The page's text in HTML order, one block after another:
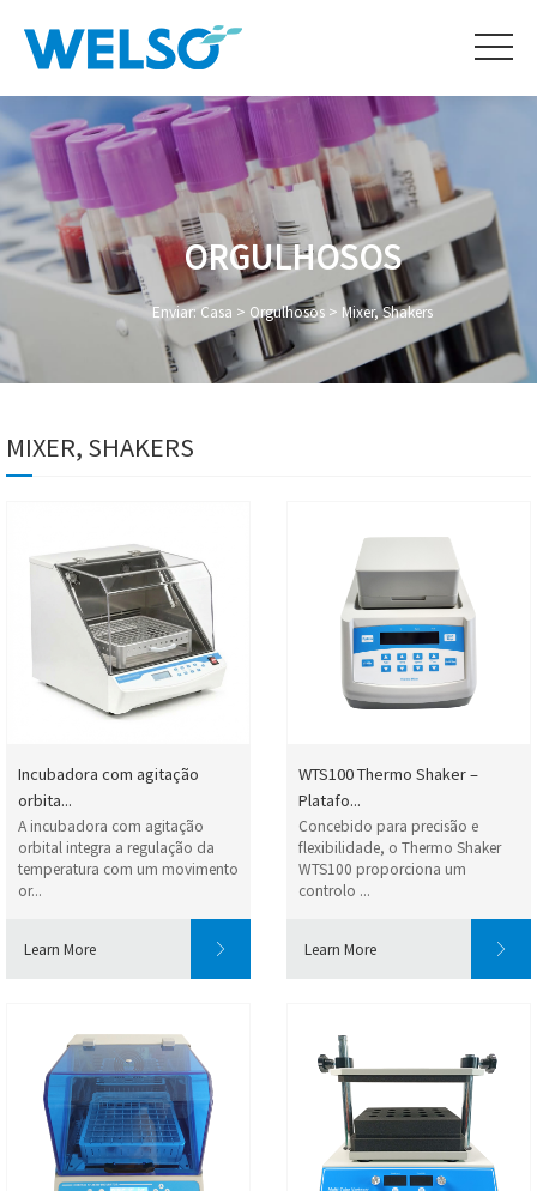
ORGULHOSOS
Enviar: Casa > Orgulhosos > Mixer, Shakers
MIXER, SHAKERS
Incubadora com agitação
orbita...
A incubadora com agitação
orbital integra a regulação da
temperatura com um movimento
or...
Learn More
WTS100 Thermo Shaker –
Platafo...
Concebido para precisão e
flexibilidade, o Thermo Shaker
WTS100 proporciona um
controlo ...
Learn More